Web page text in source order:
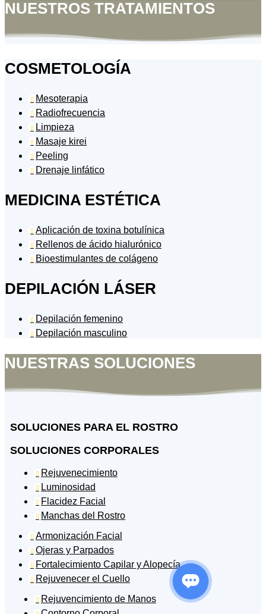
NUESTROS TRATAMIENTOS
COSMETOLOGÍA
 Mesoterapia
 Radiofrecuencia
 Limpieza
 Masaje kirei
 Peeling
 Drenaje linfático
MEDICINA ESTÉTICA
 Aplicación de toxina botulínica
 Rellenos de ácido hialurónico
 Bioestimulantes de colágeno
DEPILACIÓN LÁSER
 Depilación femenino
 Depilación masculino
NUESTRAS SOLUCIONES
SOLUCIONES PARA EL ROSTRO
SOLUCIONES CORPORALES
 Rejuvenecimiento
 Luminosidad
 Flacidez Facial
 Manchas del Rostro
 Armonización Facial
 Ojeras y Parpados
 Fortalecimiento Capilar y Alopecía
 Rejuvenecer el Cuello
 Rejuvencimiento de Manos